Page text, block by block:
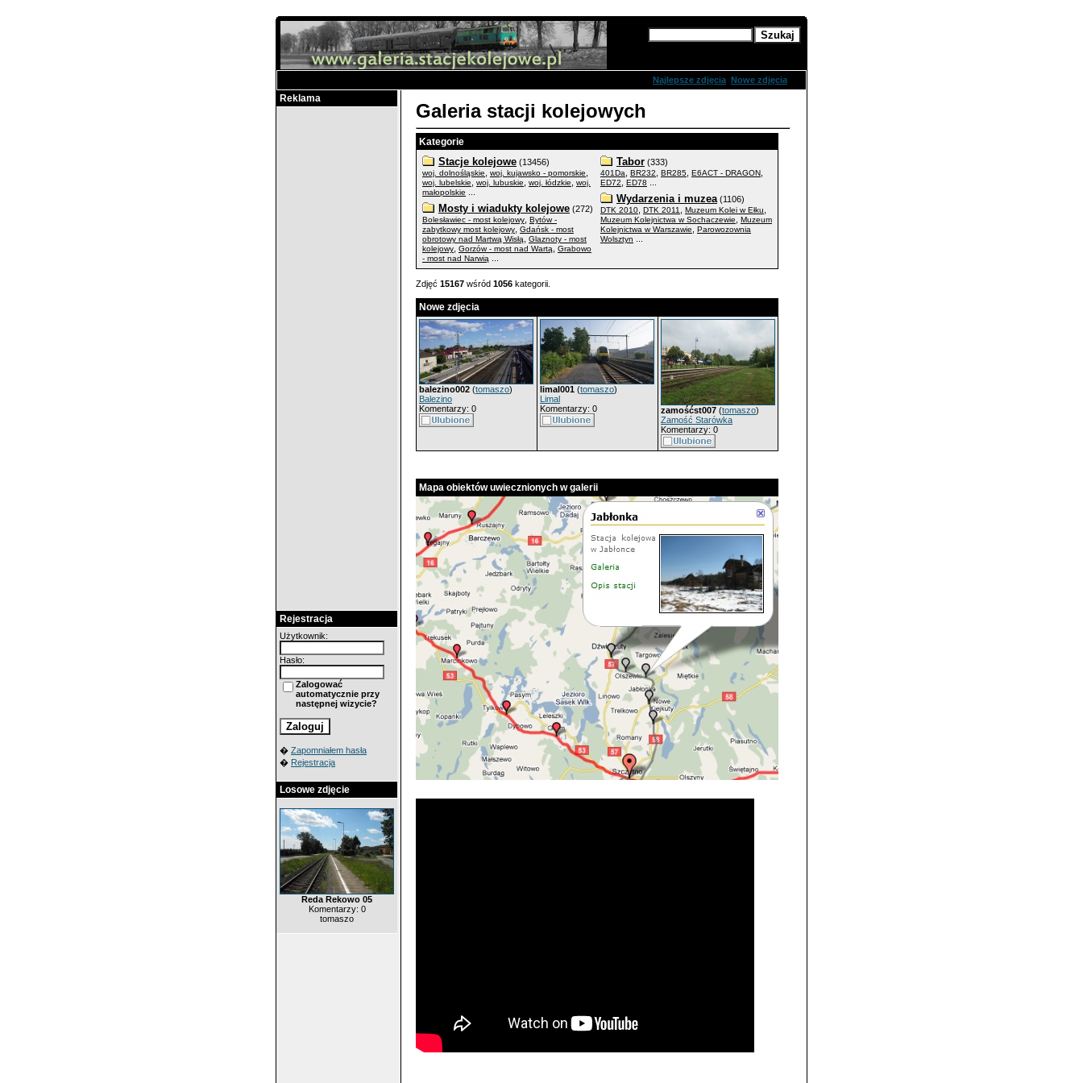
Najlepsze zdjęcia Nowe zdjęcia
Reklama
Rejestracja
Użytkownik:
Hasło:
Zalogować
automatycznie przy
następnej wizycie?
� Zapomniałem hasła
� Rejestracja
Losowe zdjęcie
Reda Rekowo 05
Komentarzy: 0
tomaszo
Galeria stacji kolejowych
Kategorie
Stacje kolejowe (13456)
woj. dolnośląskie woj. kujawsko - pomorskie
woj. lubelskie woj. lubuskie woj. łódzkie
woj.
małopolskie
Mosty i wiadukty kolejowe (272)
Bolesławiec - most kolejowy Bytów -
zabytkowy most kolejowy Gdańsk - most
obrotowy nad Martwą Wisłą
Glaznoty - most
kolejowy Gorzów - most nad Wartą
Grabowo
- most nad Narwią
Tabor (333)
401Da BR232 BR285 E6ACT - DRAGON
ED72 ED78
Wydarzenia i muzea (1106)
DTK 2010 DTK 2011 Muzeum Kolei w Ełku
Muzeum Kolejnictwa w Sochaczewie
Muzeum
Kolejnictwa w Warszawie
Parowozownia
Wolsztyn
Zdjęć 15167 wśród 1056 kategorii.
Nowe zdjęcia
balezino002 (tomaszo)
Balezino
Komentarzy: 0
limal001 (tomaszo)
Limal
Komentarzy: 0
zamośćst007 (tomaszo)
Zamość Starówka
Komentarzy: 0
Mapa obiektów uwiecznionych w galerii